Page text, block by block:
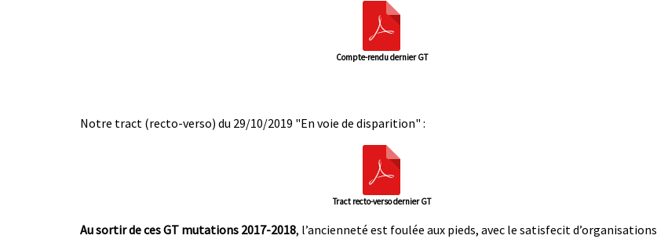
Compte-rendu dernier GT
Notre tract (recto-verso) du 29/10/2019 "En voie de disparition" :
Tract recto-verso dernier GT
Au sortir de ces GT mutations 2017-2018, l’ancienneté est foulée aux pieds, avec le satisfecit d’organisations